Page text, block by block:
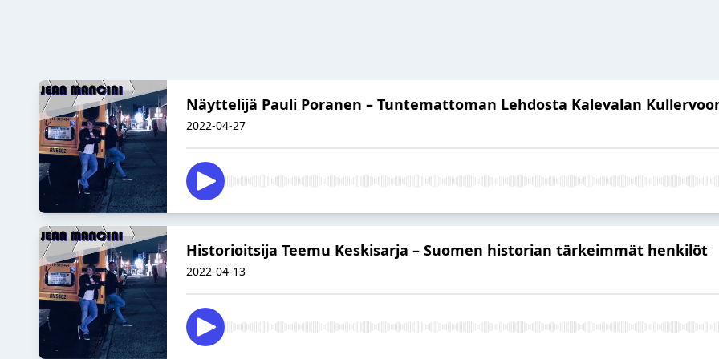
Näyttelijä Pauli Poranen – Tuntemattoman Lehdosta Kalevalan
2022-04-27
Historioitsija Teemu Keskisarja – Suomen historian tärkeimmät henkilöt
2022-04-13